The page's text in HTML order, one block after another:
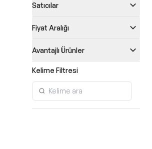
Satıcılar
Fiyat Aralığı
Avantajlı Ürünler
Kelime Filtresi